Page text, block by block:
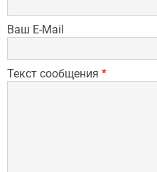
Ваш E-Mail
Текст сообщения *